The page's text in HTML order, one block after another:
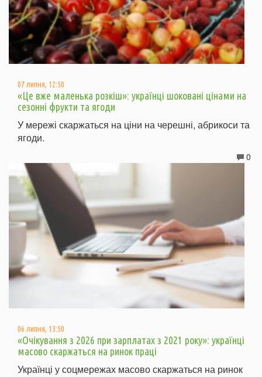
07 липня, 12:50
«Це вже маленька розкіш»: українці шоковані цінами на
сезонні фрукти та ягоди
У мережі скаржаться на ціни на черешні, абрикоси та
ягоди.
0
06 липня, 13:50
«Очікування з 2026 при зарплатах з 2021 року»: українці
масово скаржаться на ринок праці
Українці у соцмережах масово скаржаться на ринок